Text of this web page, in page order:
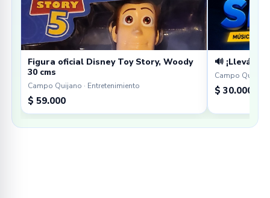
Figura oficial Disney Toy Story, Woody
30 cms
Campo Quijano · Entretenimiento
$ 59.000
🔊 ¡Llevá tu
Campo
$ 30.000